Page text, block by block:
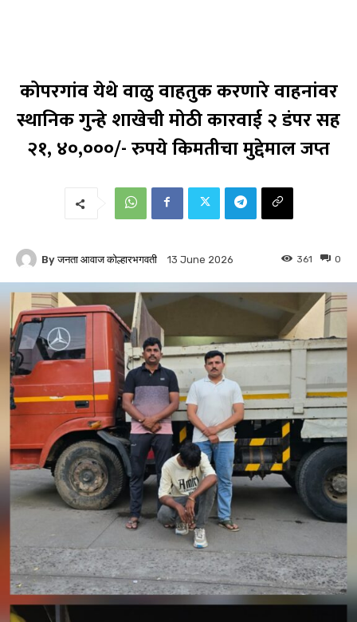
कोपरगांव येथे वाळु वाहतुक करणारे वाहनांवर
स्थानिक गुन्हे शाखेची मोठी कारवाई २ डंपर सह
२१, ४०,०००/- रुपये किमतीचा मुद्देमाल जप्त
By जनता आवाज कोल्हारभगवती 13 June 2026 0
361